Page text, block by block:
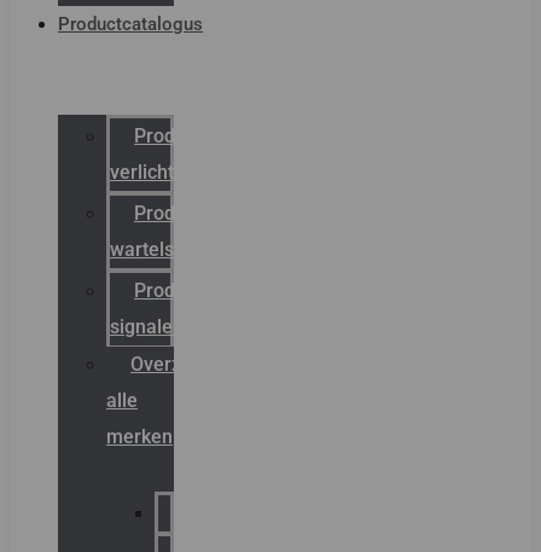
Productcatalogus
Productcatalogus
verlichting
Productcatalogus
wartels
Productcatalogus
signalering
Overzicht
alle
merken